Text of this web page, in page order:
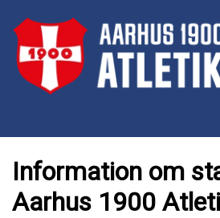
Information om
Aarhus 1900